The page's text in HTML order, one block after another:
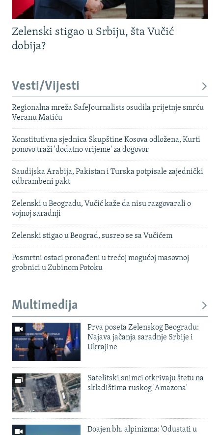
Zelenski stigao u Srbiju, šta Vučić
dobija?
Vesti/Vijesti
Regionalna mreža SafeJournalists osudila prijetnje smrću
Veranu Matiću
Konstitutivna sjednica Skupštine Kosova odložena, Kurti
ponovo traži 'dodatno vrijeme' za dogovor
Saudijska Arabija, Pakistan i Turska potpisale zajednički
odbrambeni pakt
Zelenski u Beogradu, Vučić kaže da nisu razgovarali o
vojnoj saradnji
Zelenski stigao u Beograd, susreo se sa Vučićem
Posmrtni ostaci pronađeni u trećoj mogućoj masovnoj
grobnici u Zubinom Potoku
Multimedija
Prva poseta Zelenskog Beogradu:
Najava jačanja saradnje Srbije i
Ukrajine
Satelitski snimci otkrivaju štetu na
skladištima ruskog 'Amazona'
Doajen bh. alpinizma: 'Odustati u